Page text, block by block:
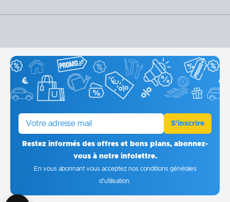
E-mail
S'inscrire
Restez informés des offres et bons plans, abonnez-
vous à notre infolettre.
En vous abonnant vous acceptez nos conditions générales
d'utilisation